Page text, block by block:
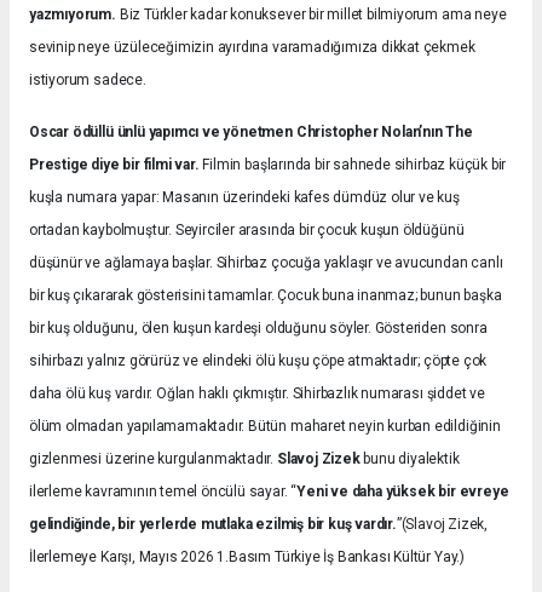
yazmıyorum. Biz Türkler kadar konuksever bir millet bilmiyorum ama neye
sevinip neye üzüleceğimizin ayırdına varamadığımıza dikkat çekmek
istiyorum sadece.
Oscar ödüllü ünlü yapımcı ve yönetmen Christopher Nolan’nın The
Prestige diye bir filmi var. Filmin başlarında bir sahnede sihirbaz küçük bir
kuşla numara yapar: Masanın üzerindeki kafes dümdüz olur ve kuş
ortadan kaybolmuştur. Seyirciler arasında bir çocuk kuşun öldüğünü
düşünür ve ağlamaya başlar. Sihirbaz çocuğa yaklaşır ve avucundan canlı
bir kuş çıkararak gösterisini tamamlar. Çocuk buna inanmaz; bunun başka
bir kuş olduğunu, ölen kuşun kardeşi olduğunu söyler. Gösteriden sonra
sihirbazı yalnız görürüz ve elindeki ölü kuşu çöpe atmaktadır; çöpte çok
daha ölü kuş vardır. Oğlan haklı çıkmıştır. Sihirbazlık numarası şiddet ve
ölüm olmadan yapılamamaktadır. Bütün maharet neyin kurban edildiğinin
gizlenmesi üzerine kurgulanmaktadır. Slavoj Zizekbunu diyalektik
ilerleme kavramının temel öncülü sayar. “Yeni ve daha yüksek bir evreye
gelindiğinde, bir yerlerde mutlaka ezilmiş bir kuş vardır.”(Slavoj Zizek,
İlerlemeye Karşı, Mayıs 2026 1.Basım Türkiye İş Bankası Kültür Yay.)